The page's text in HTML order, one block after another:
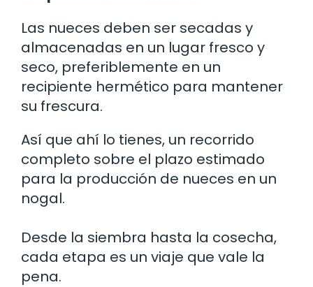
Las nueces deben ser secadas y
almacenadas en un lugar fresco y
seco, preferiblemente en un
recipiente hermético para mantener
su frescura.
Así que ahí lo tienes, un recorrido
completo sobre el plazo estimado
para la producción de nueces en un
nogal.
Desde la siembra hasta la cosecha,
cada etapa es un viaje que vale la
pena.